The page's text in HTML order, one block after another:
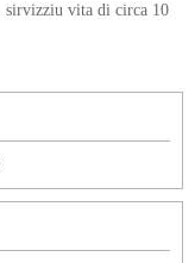
sirvizziu vita di circa 10